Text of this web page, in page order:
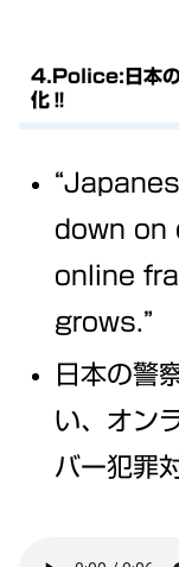
4.Police:日本の
化‼
down
online
grows.”
日本の警
い、オン
バー犯罪